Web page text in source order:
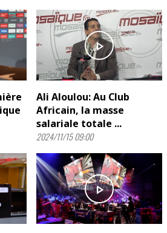
play_arrow
Ali Aloulou: Au Club
Africain, la masse
salariale totale ...
2024/11/15 09:00
play_arrow